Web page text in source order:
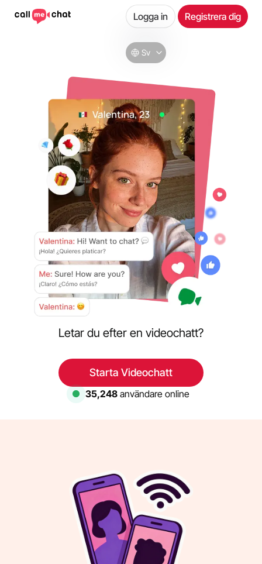
Sv
Logga in Registrera dig
Letar du efter en videochatt?
Starta Videochatt
35,248 användare online